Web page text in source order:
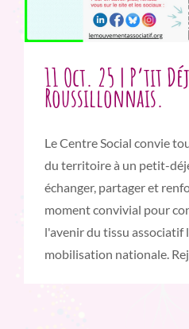
11 Oct. 25 | P’tit
Roussillonnais.
Le Centre Social convie
du territoire à un petit-
échanger, partager et
moment convivial pour
l'avenir du tissu associatif
mobilisation nationale.